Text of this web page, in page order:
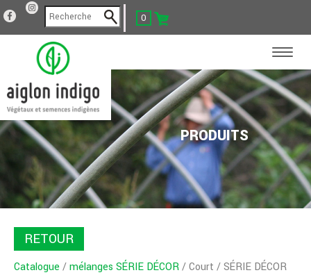
0
PRODUITS
RETOUR
Catalogue /mélanges SÉRIE DÉCOR/ Court / SÉRIE DÉCOR